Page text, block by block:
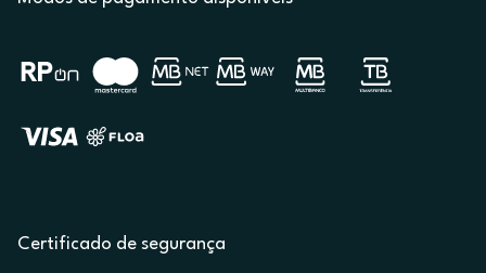
Certificado de segurança